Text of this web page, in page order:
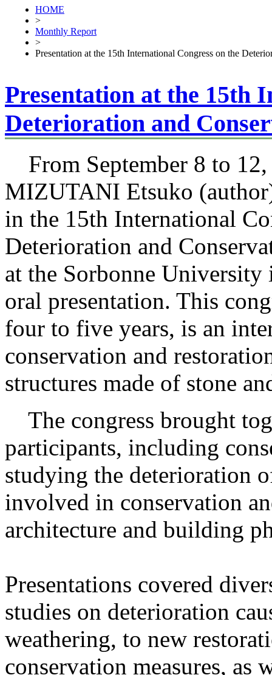
HOME
>
Monthly Report
>
Presentation at the 15th International Congress on the
Presentation at the 15th
Deterioration and
From September 8 to
MIZUTANI Etsuko
in the 15th International
Deterioration and
at the Sorbonne University
oral presentation. This
four to five years, is an
conservation and
structures made of stone
The congress brought
participants, including
studying the deterioration
involved in conservation
architecture and building
Presentations covered
studies on deterioration
weathering, to new
conservation measures, as